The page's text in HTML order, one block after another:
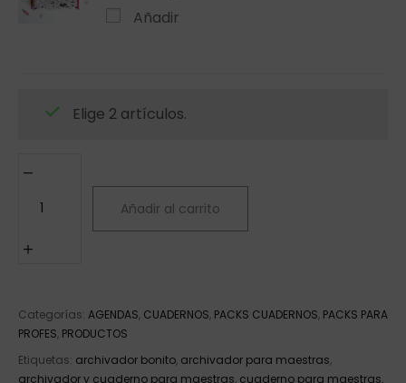
Añadir
Elige 2 artículos.
Añadir al carrito
Categorías: AGENDAS, CUADERNOS, PACKS CUADERNOS, PACKS PARA
PROFES, PRODUCTOS
Etiquetas: archivador bonito, archivador para maestras,
archivador y cuaderno para maestras, cuaderno para maestras,